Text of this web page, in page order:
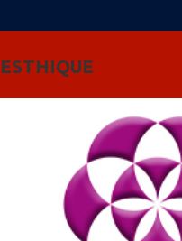
ESTHIQUE